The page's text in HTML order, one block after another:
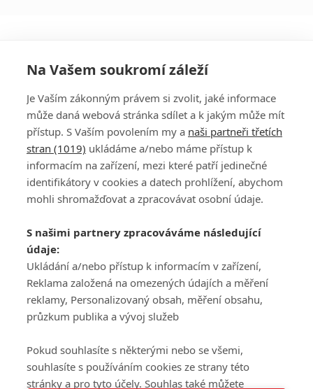
PŘIHLÁSIT
REGISTROVAT
DISKUZE
Šéfredaktorkou webu jePetr Slavík, e-mailserialy@fandimefilmu.cz
Máte-li zájem o inzerci na našem webu napište nám na e-mail
studio@koncal.com
Ochrana osobních údajů|Zásady používání cookies |Pravidla webu
Upravit nastavení soukromí
Na Vašem soukromí záleží
Je Vaším zákonným právem si zvolit, jaké informace
může daná webová stránka sdílet a k jakým může mít
přístup. S Vaším povolením my a naši partneři třetích
stran (1019) ukládáme a/nebo máme přístup k
informacím na zařízení, mezi které patří jedinečné
identifikátory v cookies a datech prohlížení, abychom
mohli shromažďovat a zpracovávat osobní údaje.
S našimi partnery zpracováváme následující
údaje:
Ukládání a/nebo přístup k informacím v zařízení,
Reklama založená na omezených údajích a měření
reklamy, Personalizovaný obsah, měření obsahu,
průzkum publika a vývoj služeb
Pokud souhlasíte s některými nebo se všemi,
souhlasíte s používáním cookies ze strany této
stránky a pro tyto účely. Souhlas také můžete